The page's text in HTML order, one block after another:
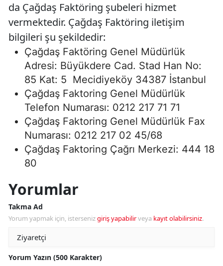
da Çağdaş Faktöring şubeleri hizmet
vermektedir. Çağdaş Faktöring iletişim
bilgileri şu şekildedir:
Çağdaş Faktöring Genel Müdürlük
Adresi: Büyükdere Cad. Stad Han No:
85 Kat: 5 Mecidiyeköy 34387 İstanbul
Çağdaş Faktoring Genel Müdürlük
Telefon Numarası: 0212 217 71 71
Çağdaş Faktoring Genel Müdürlük Fax
Numarası: 0212 217 02 45/68
Çağdaş Faktoring Çağrı Merkezi: 444 18
80
Yorumlar
Takma Ad
Yorum yapmak için, istersenizgiriş yapabilirveya kayıt olabilirsiniz.
Yorum Yazın (500 Karakter)